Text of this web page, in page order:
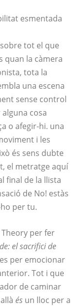
esmentada
tot el que
quan la càmera
tota la
una escena
sense control
cosa
o afegir-hi. una
i les
és sens dubte
el metratge aquí
final de la llista
de No! estàs
per tu.
per fer
el sacrifici de
per emocionar
Tot i que
de caminar
és un lloc per a